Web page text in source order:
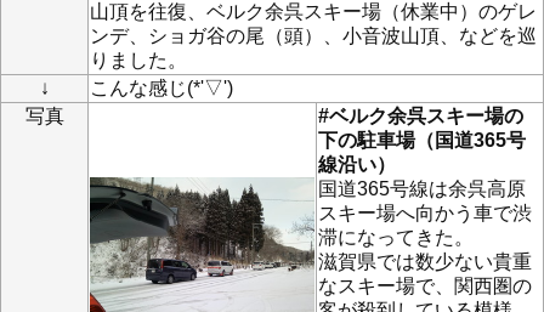
山頂を往復、ベルク余呉スキー場（休業中）のゲレ
ンデ、ショガ谷の尾（頭）、小音波山頂、などを巡
りました。
↓
こんな感じ(*'▽')
写真
#ベルク余呉スキー場の
下の駐車場（国道365号
線沿い）
国道365号線は余呉高原
スキー場へ向かう車で渋
滞になってきた。
滋賀県では数少ない貴重
なスキー場で、関西圏の